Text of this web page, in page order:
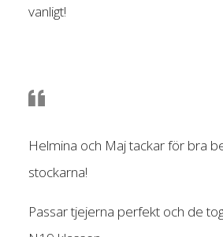
vanligt!
Helmina och Maj tackar för bra
stockarna!
Passar tjejerna perfekt och de